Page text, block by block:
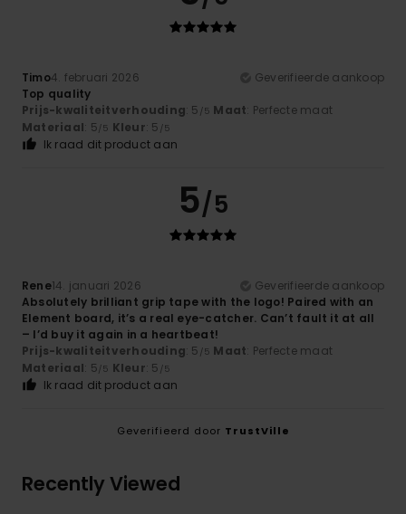
Timo4. februari 2026
Geverifieerde aankoop
Top quality
Prijs-kwaliteitverhouding: 5 /5 Maat: Perfecte maat
Materiaal: 5/5 Kleur: 5 /5
Ik raad dit product aan
5/5
Rene14. januari 2026
Geverifieerde aankoop
Absolutely brilliant grip tape with the logo! Paired with an
Element board, it’s a real eye-catcher. Can’t fault it at all
– I’d buy it again in a heartbeat!
Prijs-kwaliteitverhouding: 5 /5 Maat: Perfecte maat
Materiaal: 5/5 Kleur: 5 /5
Ik raad dit product aan
Geverifieerd door TrustVille
Recently Viewed